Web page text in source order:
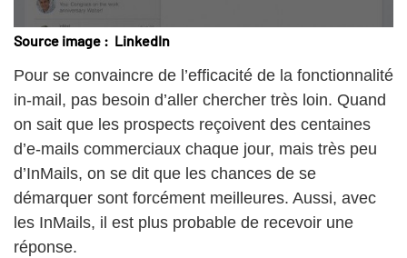
Source image : LinkedIn
Pour se convaincre de l’efficacité de la fonctionnalité
in-mail, pas besoin d’aller chercher très loin. Quand
on sait que les prospects reçoivent des centaines
d’e-mails commerciaux chaque jour, mais très peu
d’InMails, on se dit que les chances de se
démarquer sont forcément meilleures. Aussi, avec
les InMails, il est plus probable de recevoir une
réponse.